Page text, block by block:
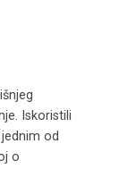
Iskoristili
od
o